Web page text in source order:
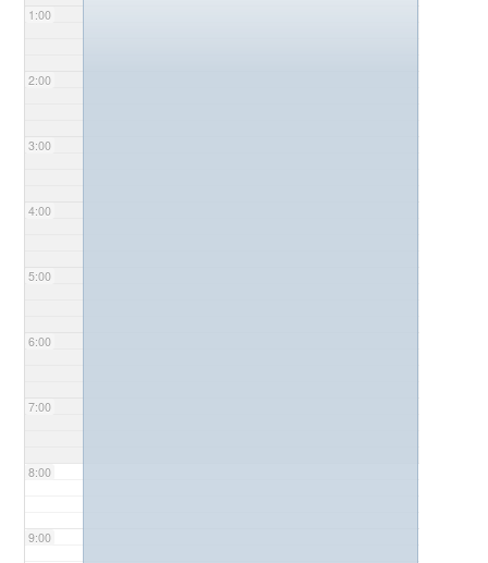
1:00
2:00
3:00
4:00
5:00
6:00
7:00
8:00
9:00